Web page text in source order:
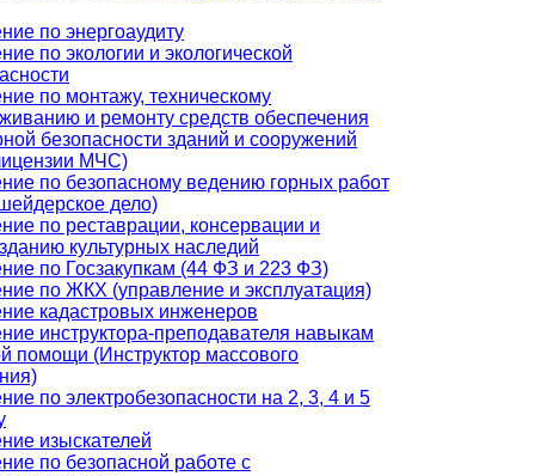
по энергоаудиту
по экологии и экологической
по монтажу, техническому
и ремонту средств обеспечения
безопасности зданий и сооружений
МЧС)
по безопасному ведению горных работ
дело)
по реставрации, консервации и
культурных наследий
по Госзакупкам (44 ФЗ и 223 ФЗ)
по ЖКХ (управление и эксплуатация)
кадастровых инженеров
инструктора-преподавателя навыкам
помощи (Инструктор массового
по электробезопасности на 2, 3, 4 и 5
изыскателей
по безопасной работе с